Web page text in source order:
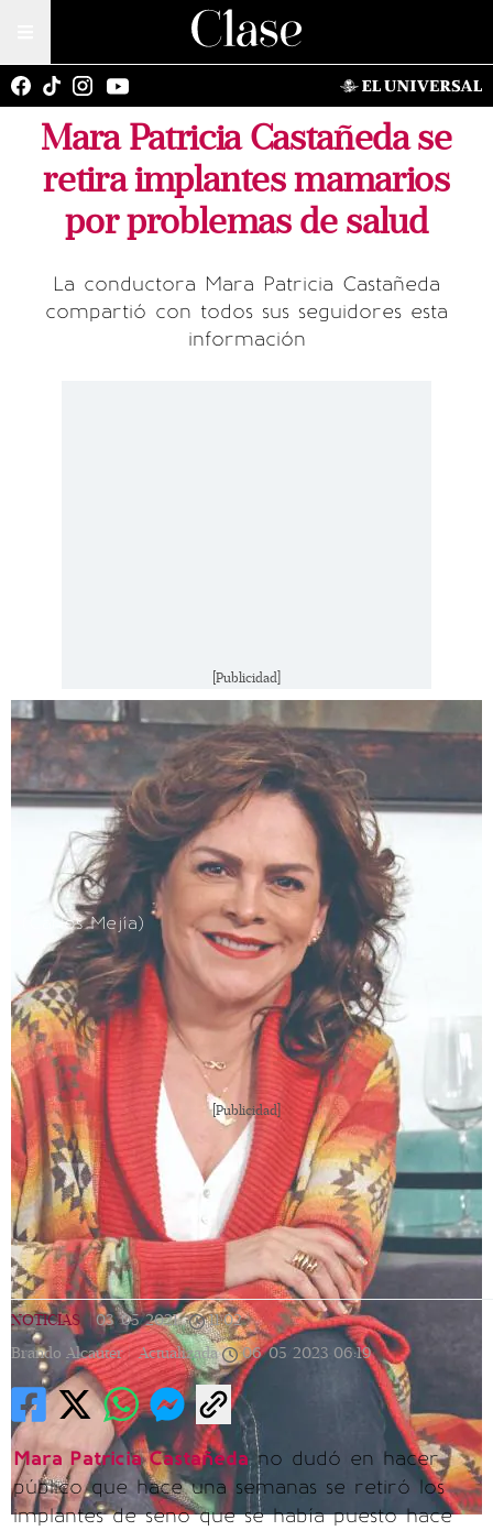
Mara Patricia Castañeda se
retira implantes mamarios
por problemas de salud
La conductora Mara Patricia Castañeda
compartió con todos sus seguidores esta
información
[Publicidad]
(Carlos Mejía)
[Publicidad]
NOTICIAS 03/05/2021 | 11:02 |
Brando Alcauter | Actualizada 06/05/2023 06:19
Mara Patricia Castañedano dudó en hacer
público que hace una semanas se retiró los
implantes de seno que se había puesto hace